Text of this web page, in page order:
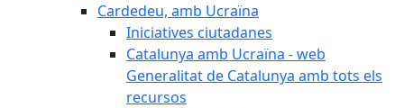
Cardedeu, amb Ucraïna
Iniciatives ciutadanes
Catalunya amb Ucraïna - web
Generalitat de Catalunya amb tots els
recursos